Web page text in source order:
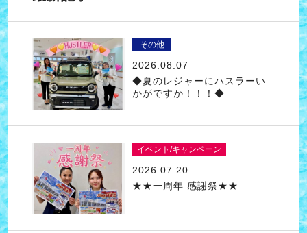
その他
2026.08.07
◆夏のレジャーにハスラーい
かがですか！！！◆
イベント/キャンペーン
2026.07.20
★★一周年 感謝祭★★